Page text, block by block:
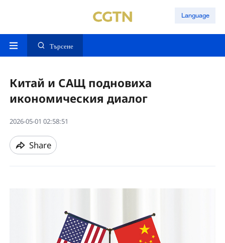
Language
Търсене
Китай и САЩ подновиха
икономическия диалог
2026-05-01 02:58:51
Share